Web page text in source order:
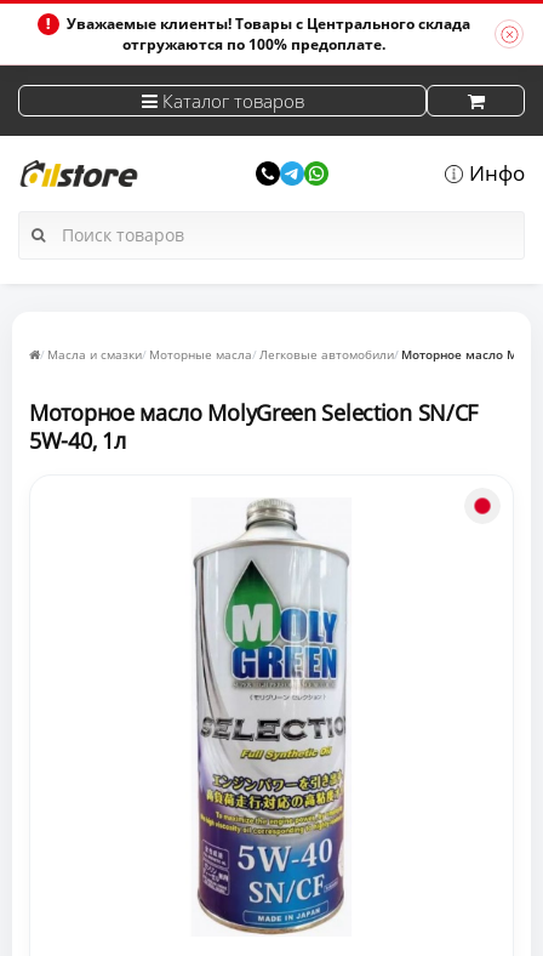
Уважаемые клиенты! Товары с Центрального склада
отгружаются по 100% предоплате.
Каталог товаров
Инфо
Масла и смазки Моторные масла Легковые автомобили Моторное масло
Моторное масло MolyGreen Selection​​​​​​​ SN/CF
5W-40, 1л